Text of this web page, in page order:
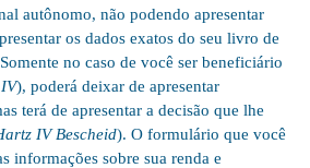
autônomo, não podendo apresentar
os dados exatos do seu livro de
no caso de você ser beneficiário
), poderá deixar de apresentar
terá de apresentar a decisão que lhe
IV Bescheid). O formulário que você
informações sobre sua renda e